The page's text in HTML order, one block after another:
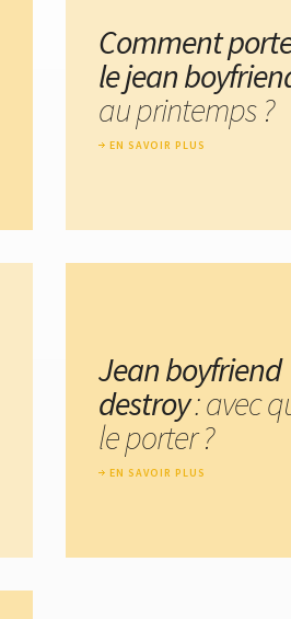
Comment
le jean
au printemps ?
EN SAVOIR PLUS
Jean boyfriend
destroy: avec
le porter ?
EN SAVOIR PLUS